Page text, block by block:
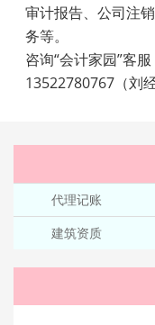
审计报告、公司注
务等。
咨询“会计家园”客
13522780767（刘经
代理记账
建筑资质